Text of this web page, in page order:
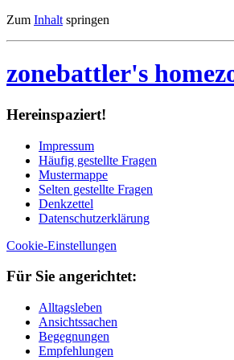
Zum Inhalt springen
zonebattler's
Her­ein­spa­ziert!
Im­pres­sum
Häu­fig ge­stell­te Fra­gen
Mu­ster­map­pe
Sel­ten ge­stell­te Fra­gen
Denk­zet­tel
Da­ten­schutz­er­klä­rung
Cookie-Einstellungen
Für Sie an­ge­rich­tet:
Alltagsleben
Ansichtssachen
Begegnungen
Empfehlungen